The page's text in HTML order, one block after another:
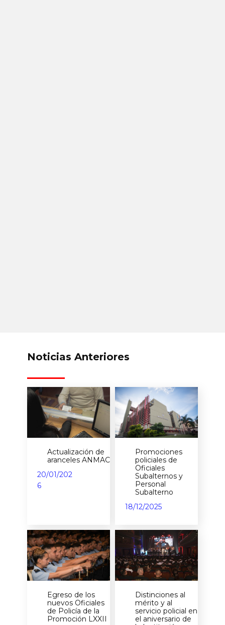
Noticias Anteriores
Actualización de
aranceles ANMAC
20/01/202
6
Promociones
policiales de
Oficiales
Subalternos y
Personal
Subalterno
18/12/2025
Egreso de los
nuevos Oficiales
de Policía de la
Promoción LXXII
Distinciones al
mérito y al
servicio policial en
el aniversario de